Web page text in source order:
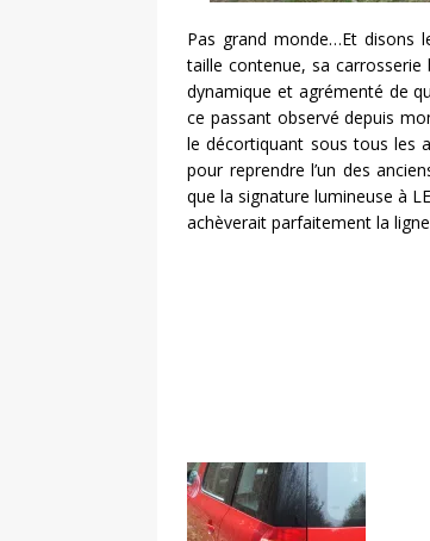
Pas grand monde…Et disons
taille contenue, sa carrosserie
dynamique et agrémenté de
ce passant observé depuis
le décortiquant sous tous les
pour reprendre l’un des
que la signature lumineuse à
achèverait parfaitement la